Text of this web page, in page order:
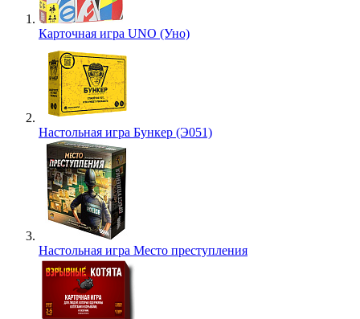
Карточная игра UNO (Уно)
Настольная игра Бункер (Э051)
Настольная игра Место преступления